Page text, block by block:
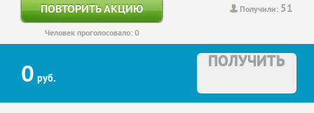
Получили: 51
ПОВТОРИТЬ АКЦИЮ
Человек проголосовало: 0
0 руб.
ПОЛУЧИТЬ